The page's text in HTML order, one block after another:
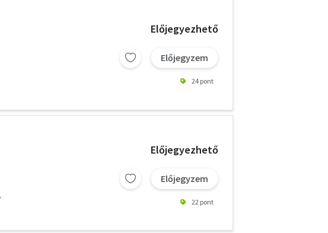
Előjegyezhető
Előjegyzem
24 pont
Előjegyezhető
Előjegyzem
22 pont